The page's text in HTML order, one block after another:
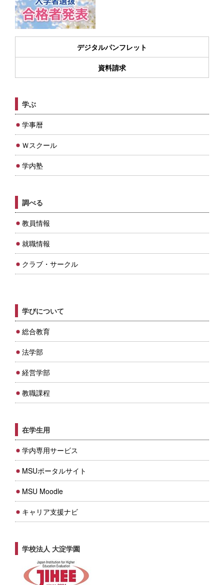
デジタルパンフレット
資料請求
学ぶ
学事暦
Ｗスクール
学内塾
調べる
教員情報
就職情報
クラブ・サークル
学びについて
総合教育
法学部
経営学部
教職課程
在学生用
学内専用サービス
MSUポータルサイト
MSU Moodle
キャリア支援ナビ
学校法人 大淀学園